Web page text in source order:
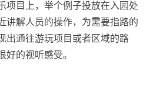
项目上，举个例子投放在入园处
讲解人员的操作，为需要指路的
出通往游玩项目或者区域的路
好的视听感受。